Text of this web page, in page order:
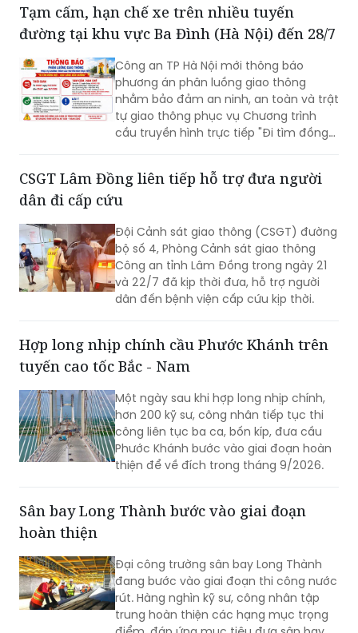
trung tâm kinh tế, đô thị, cửa khẩu,
cảng biển, cảng hàng không cùng các
đầu mối giao thông quan trọng.
Công an TP Hà Nội mới thông báo
phương án phân luồng giao thông
nhằm bảo đảm an ninh, an toàn và trật
tự giao thông phục vụ Chương trình
cầu truyền hình trực tiếp "Đi tìm đồng
đội – Sao sáng dẫn đường", diễn ra lúc
20h ngày 26/7 tại Đài tưởng niệm các
Anh hùng liệt sĩ, phường Ba Đình.
CSGT Lâm Đồng liên tiếp hỗ trợ đưa người
Đội Cảnh sát giao thông (CSGT) đường
bộ số 4, Phòng Cảnh sát giao thông
Công an tỉnh Lâm Đồng trong ngày 21
và 22/7 đã kịp thời đưa, hỗ trợ người
dân đến bệnh viện cấp cứu kịp thời.
Hợp long nhịp chính cầu Phước Khánh trên
Một ngày sau khi hợp long nhịp chính,
hơn 200 kỹ sư, công nhân tiếp tục thi
công liên tục ba ca, bốn kíp, đưa cầu
Phước Khánh bước vào giai đoạn hoàn
thiện để về đích trong tháng 9/2026.
Sân bay Long Thành bước vào giai đoạn
Đại công trường sân bay Long Thành
rút. Hàng nghìn kỹ sư, công nhân tập
trung hoàn thiện các hạng mục trọng
điểm, đáp ứng mục tiêu đưa sân bay
vào khai thác thương mại cuối năm
2026.